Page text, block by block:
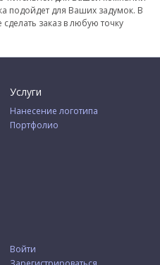
подойдет для Ваших задумок. В
заказ в любую точку
Услуги
Нанесение логотипа
Портфолио
Войти